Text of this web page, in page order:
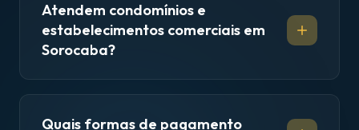
Atendem condomínios e
estabelecimentos comerciais em
Sorocaba?
Quais formas de pagamento